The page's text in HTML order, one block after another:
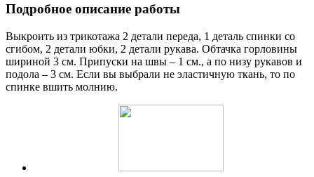
Подробное описание работы
Выкроить из трикотажа 2 детали переда, 1 деталь спинки со
сгибом, 2 детали юбки, 2 детали рукава. Обтачка горловины
шириной 3 см. Припуски на швы – 1 см., а по низу рукавов и
подола – 3 см. Если вы выбрали не эластичную ткань, то по
спинке вшить молнию.